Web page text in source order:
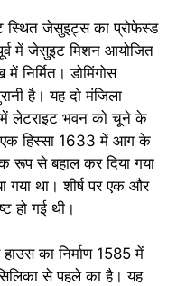
जेसुइट्स का प्रोफेस्ड
में जेसुइट मिशन आयोजित
डोमिंगोस
है। यह दो मंजिला
लेटराइट भवन को चूने के
एक हिस्सा 1633 में आग के
रूप से बहाल कर दिया गया
गया था। शीर्ष पर एक और
हो गई थी।
का निर्माण 1585 में
से पहले का है। यह